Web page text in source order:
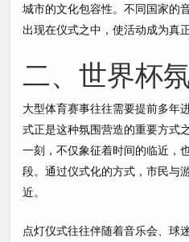
城市的文化包容性。不同国家的
出现在仪式之中，使活动成为真
二、世界杯
大型体育赛事往往需要提前多年
式正是这种氛围营造的重要方式
一刻，不仅象征着时间的临近，
段。通过仪式化的方式，市民与
近。
点灯仪式往往伴随着音乐会、球